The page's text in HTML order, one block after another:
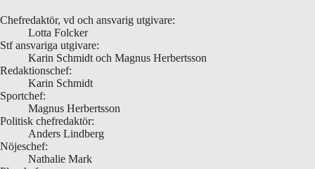
Chefredaktör, vd och ansvarig utgivare:
Lotta Folcker
Stf ansvariga utgivare:
Karin Schmidt och Magnus Herbertsson
Redaktionschef:
Karin Schmidt
Sportchef:
Magnus Herbertsson
Politisk chefredaktör:
Anders Lindberg
Nöjeschef:
Nathalie Mark